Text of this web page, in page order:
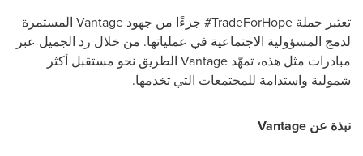
تعتبر حملة #TradeForHope جزءًا من جهود Vantage المستمرة
لدمج المسؤولية الاجتماعية في عملياتها. من خلال رد الجميل عبر
مبادرات مثل هذه، تمهّد Vantage الطريق نحو مستقبل أكثر
شمولية واستدامة للمجتمعات التي تخدمها.
نبذة عن Vantage